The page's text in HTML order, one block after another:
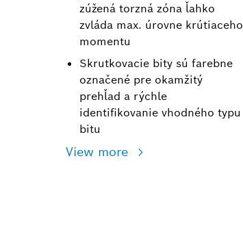
zúžená torzná zóna ľahko
zvláda max. úrovne krútiaceho
momentu
Skrutkovacie bity sú farebne
označené pre okamžitý
prehľad a rýchle
identifikovanie vhodného typu
bitu
View more